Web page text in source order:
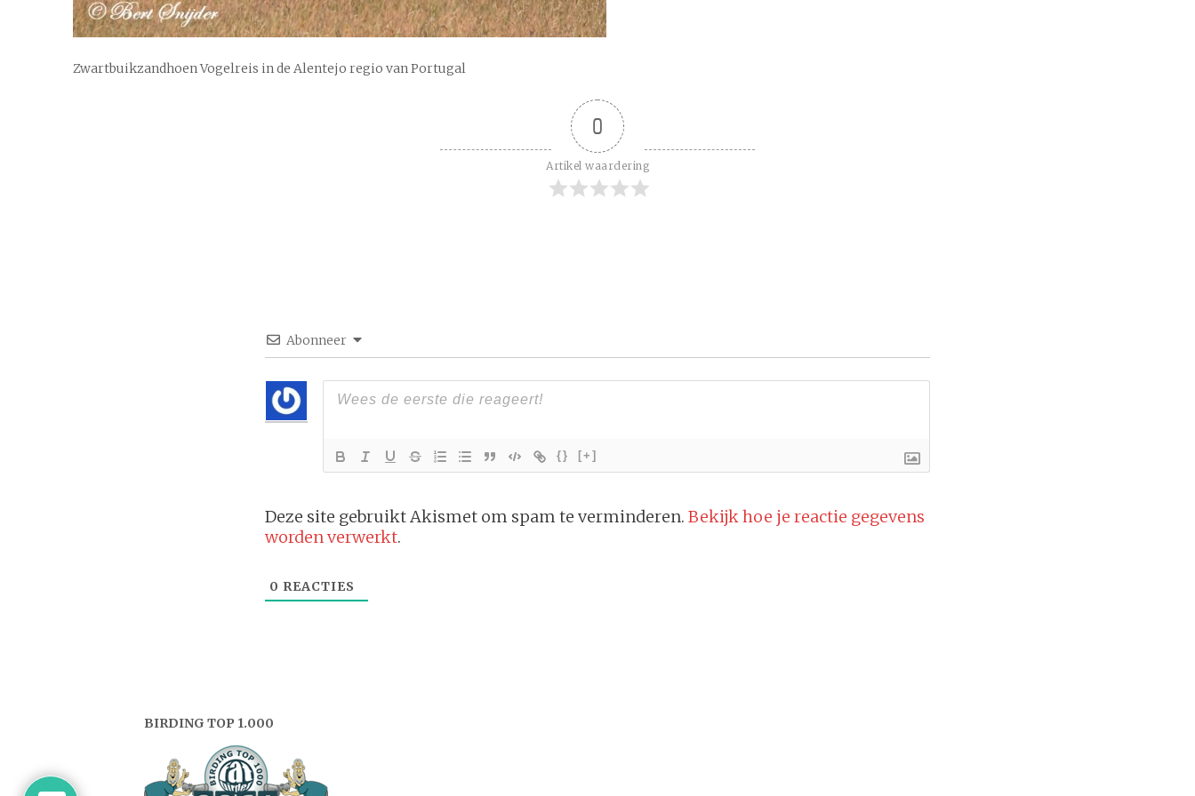
Zwartbuikzandhoen Vogelreis in de Alentejo regio van Portugal
0
Artikel waardering
Abonneer
{} [+]
Deze site gebruikt Akismet om spam te verminderen. Bekijk hoe je reactie gegevens
worden verwerkt.
0 REACTIES
BIRDING TOP 1.000